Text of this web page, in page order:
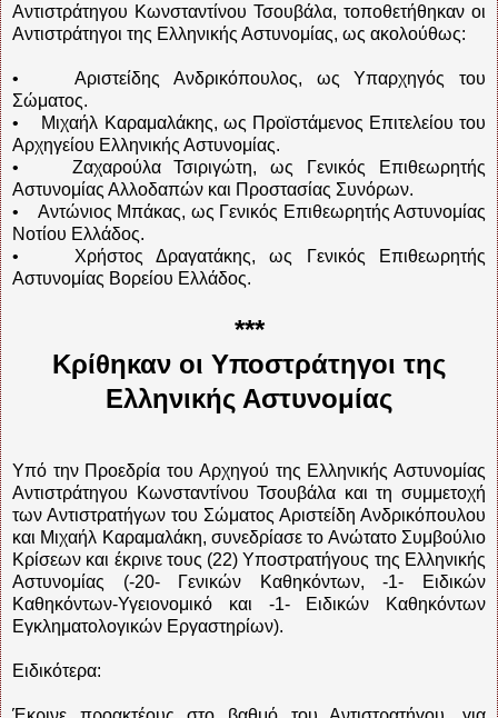
Αντιστράτηγου Κωνσταντίνου Τσουβάλα, τοποθετήθηκαν οι
Αντιστράτηγοι της Ελληνικής Αστυνομίας, ως ακολούθως:
• Αριστείδης Ανδρικόπουλος, ως Υπαρχηγός του
Σώματος.
• Μιχαήλ Καραμαλάκης, ως Προϊστάμενος Επιτελείου του
Αρχηγείου Ελληνικής Αστυνομίας.
• Ζαχαρούλα Τσιριγώτη, ως Γενικός Επιθεωρητής
Αστυνομίας Αλλοδαπών και Προστασίας Συνόρων.
• Αντώνιος Μπάκας, ως Γενικός Επιθεωρητής Αστυνομίας
Νοτίου Ελλάδος.
• Χρήστος Δραγατάκης, ως Γενικός Επιθεωρητής
Αστυνομίας Βορείου Ελλάδος.
***
Κρίθηκαν οι Υποστράτηγοι της
Ελληνικής Αστυνομίας
Υπό την Προεδρία του Αρχηγού της Ελληνικής Αστυνομίας
Αντιστράτηγου Κωνσταντίνου Τσουβάλα και τη συμμετοχή
των Αντιστρατήγων του Σώματος Αριστείδη Ανδρικόπουλου
και Μιχαήλ Καραμαλάκη, συνεδρίασε το Ανώτατο Συμβούλιο
Κρίσεων και έκρινε τους (22) Υποστρατήγους της Ελληνικής
Αστυνομίας (-20- Γενικών Καθηκόντων, -1- Ειδικών
Καθηκόντων-Υγειονομικό και -1- Ειδικών Καθηκόντων
Εγκληματολογικών Εργαστηρίων).
Ειδικότερα: